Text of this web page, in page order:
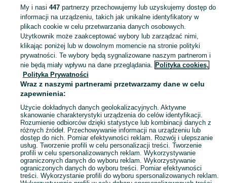
dom głowno
Skorzystaj z największego serwisu ogłoszeniowego - Osiny i okolice! Kupuj to, czego pragniesz i sprzedawaj to, czego już nie potrzebujesz! Zobacz
Mapa kategorii
Mapa miejscowości
Mapa ministron
Popularne wyszukiwania
My i nasi 447partnerzy przechowujemy lub uzyskujemy dostęp do
informacji na urządzeniu, takich jak unikalne identyfikatory w
plikach cookie w celu przetwarzania danych osobowych.
Użytkownik może zaakceptować wybory lub zarządzać nimi,
klikając poniżej lub w dowolnym momencie na stronie polityki
prywatności. Te wybory będą sygnalizowane naszym partnerom i
nie będą miały wpływu na dane przeglądania. Polityka cookies,
Polityka Prywatności
Wraz z naszymi partnerami przetwarzamy dane w celu
zapewnienia:
Użycie dokładnych danych geolokalizacyjnych. Aktywne
skanowanie charakterystyki urządzenia do celów identyfikacji.
Rozumienie odbiorców dzięki statystyce lub kombinacji danych z
różnych źródeł. Przechowywanie informacji na urządzeniu lub
dostęp do nich. Pomiar efektywności reklam. Rozwój i ulepszanie
usług. Tworzenie profili w celu personalizacji treści. Tworzenie
profili w celu spersonalizowanych reklam. Wykorzystywanie
ograniczonych danych do wyboru reklam. Wykorzystywanie
ograniczonych danych do wyboru treści. Pomiar efektywności
treści. Wykorzystanie profili do wyboru spersonalizowanych reklam.